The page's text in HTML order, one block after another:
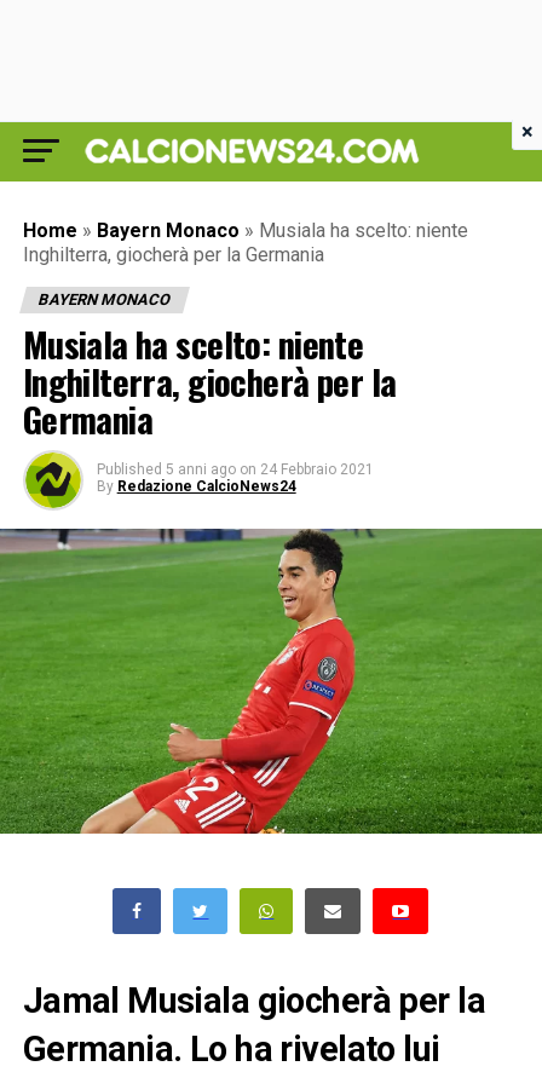
Home » Bayern Monaco » Musiala ha scelto: niente
Inghilterra, giocherà per la Germania
BAYERN MONACO
Musiala ha scelto: niente
Inghilterra, giocherà per la
Germania
Published 5 anni ago on 24 Febbraio 2021
By Redazione CalcioNews24
Jamal Musiala giocherà per la
Germania. Lo ha rivelato lui
×